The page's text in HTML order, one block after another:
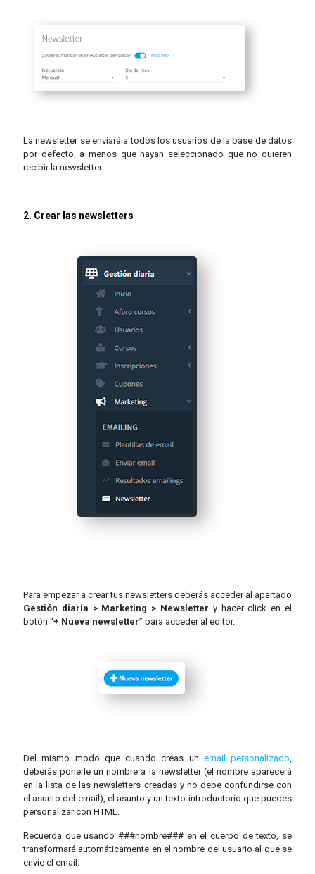
La newsletter se enviará a todos los usuarios de la base de datos
por defecto, a menos que hayan seleccionado que no quieren
recibir la newsletter.
2. Crear las newsletters
Para empezar a crear tus newsletters deberás acceder al apartado
Gestión diaria > Marketing > Newsletter y hacer click en el
botón “+ Nueva newsletter” para acceder al editor.
Del mismo modo que cuando creas un email personalizado,
deberás ponerle un nombre a la newsletter (el nombre aparecerá
en la lista de las newsletters creadas y no debe confundirse con
el asunto del email), el asunto y un texto introductorio que puedes
personalizar con HTML.
Recuerda que usando ###nombre### en el cuerpo de texto, se
transformará automáticamente en el nombre del usuario al que se
envíe el email.